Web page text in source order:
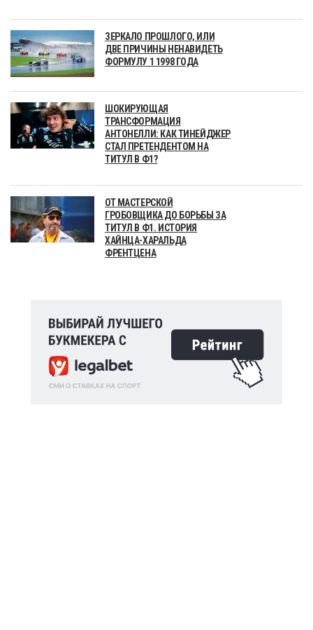
ЗЕРКАЛО ПРОШЛОГО, ИЛИ
ДВЕ ПРИЧИНЫ НЕНАВИДЕТЬ
ФОРМУЛУ 1 1998 ГОДА
ШОКИРУЮЩАЯ
ТРАНСФОРМАЦИЯ
АНТОНЕЛЛИ: КАК ТИНЕЙДЖЕР
СТАЛ ПРЕТЕНДЕНТОМ НА
ТИТУЛ В Ф1?
ОТ МАСТЕРСКОЙ
ГРОБОВЩИКА ДО БОРЬБЫ ЗА
ТИТУЛ В Ф1. ИСТОРИЯ
ХАЙНЦА-ХАРАЛЬДА
ФРЕНТЦЕНА